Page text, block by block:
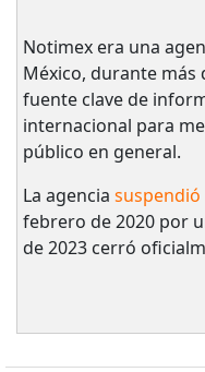
Notimex era una
México, durante más
fuente clave de
internacional para
público en general.
La agencia suspendió
febrero de 2020 por
de 2023 cerró